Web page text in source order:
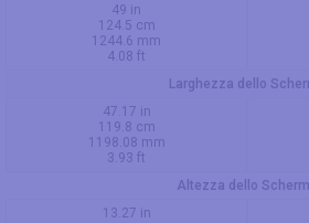
49 in
124.5 cm
1244.6 mm
4.08 ft
Larghezza dello
47.17 in
119.8 cm
1198.08 mm
3.93 ft
Altezza dello
13.27 in